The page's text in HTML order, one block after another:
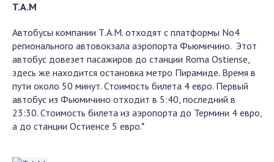
T.A.M
Автобусы компании Т.А.М. отходят с платформы No4
регионального автовокзала аэропорта Фьюмичино. Этот
автобус довезет пасажиров до станции Roma Ostiense,
здесь же находится остановка метро Пирамиде. Время в
пути около 50 минут. Стоимость билета 4 евро. Первый
автобус из Фьюмичино отходит в 5:40, последний в
23:30. Стоимость билета из аэропорта до Термини 4 евро,
а до станции Остиенсе 5 евро.*